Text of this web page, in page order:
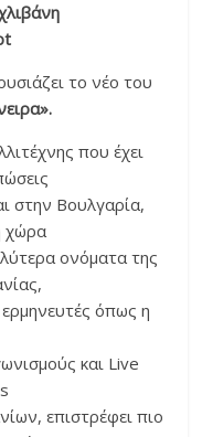
το νέο του
που έχει
στην Βουλγαρία,
χώρα
ονόματα της
όπως η
και Live
επιστρέφει πιο